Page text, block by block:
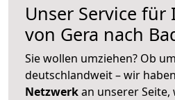
Unser Service
von Gera nach
Sie wollen umziehen? Ob
deutschlandweit – wir
Netzwerkan unserer Seite,